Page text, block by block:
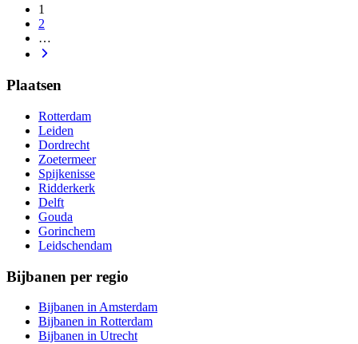
1
2
…
Plaatsen
Rotterdam
Leiden
Dordrecht
Zoetermeer
Spijkenisse
Ridderkerk
Delft
Gouda
Gorinchem
Leidschendam
Bijbanen per regio
Bijbanen in Amsterdam
Bijbanen in Rotterdam
Bijbanen in Utrecht